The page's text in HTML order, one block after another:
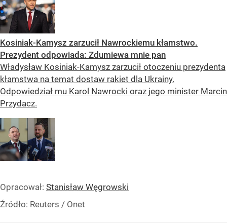
Kosiniak-Kamysz zarzucił Nawrockiemu kłamstwo.
Prezydent odpowiada: Zdumiewa mnie pan
Władysław Kosiniak-Kamysz zarzucił otoczeniu prezydenta
kłamstwa na temat dostaw rakiet dla Ukrainy.
Odpowiedział mu Karol Nawrocki oraz jego minister Marcin
Przydacz.
Opracował: Stanisław Węgrowski
Źródło: Reuters / Onet